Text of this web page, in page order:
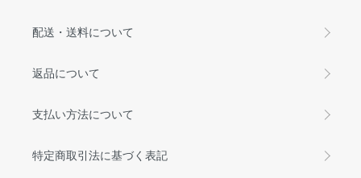
配送・送料について
返品について
支払い方法について
特定商取引法に基づく表記